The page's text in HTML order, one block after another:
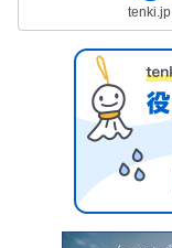
tenki.jp